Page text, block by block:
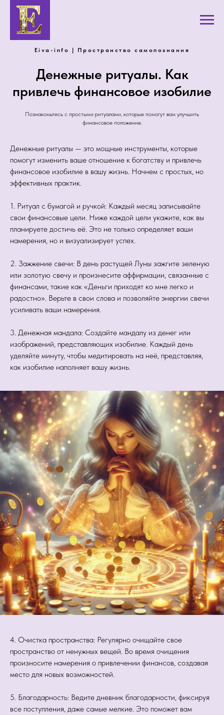
Eiva-info | Пространство самопознания
Денежные ритуалы. Как
привлечь финансовое изобилие
Познакомьтесь с простыми ритуалами, которые помогут вам улучшить
финансовое положение.
Денежные ритуалы — это мощные инструменты, которые
помогут изменить ваше отношение к богатству и привлечь
финансовое изобилие в вашу жизнь. Начнем с простых, но
эффективных практик.
1. Ритуал с бумагой и ручкой: Каждый месяц записывайте
свои финансовые цели. Ниже каждой цели укажите, как вы
планируете достичь её. Это не только определяет ваши
намерения, но и визуализирует успех.
2. Зажжение свечи: В день растущей Луны зажгите зеленую
или золотую свечу и произнесите аффирмации, связанные с
финансами, такие как «Деньги приходят ко мне легко и
радостно». Верьте в свои слова и позволяйте энергии свечи
усиливать ваши намерения.
3. Денежная мандала: Создайте мандалу из денег или
изображений, представляющих изобилие. Каждый день
уделяйте минуту, чтобы медитировать на неё, представляя,
как изобилие наполняет вашу жизнь.
4. Очистка пространства: Регулярно очищайте свое
пространство от ненужных вещей. Во время очищения
произносите намерения о привлечении финансов, создавая
место для новых возможностей.
5. Благодарность: Ведите дневник благодарности, фиксируя
все поступления, даже самые мелкие. Это поможет вам